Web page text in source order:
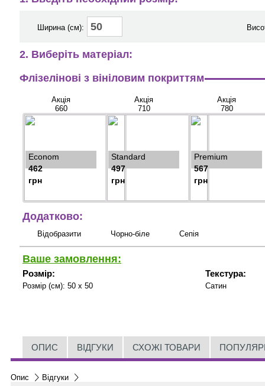
Ширина (см):
2. Виберіть матеріал:
Флізелінові з вініловим покриттям
Акція
660
Econom
462
грн
Акція
710
Standard
497
грн
Акція
780
Premium
567
грн
Додатково:
Відобразити Чорно-біле Сепія
Ваше замовлення:
Розмір:
Розмір (см): 50 x 50
Текстура:
Сатин
ОПИС ВІДГУКИ СХОЖІ ТОВАРИ
Опис Відгуки